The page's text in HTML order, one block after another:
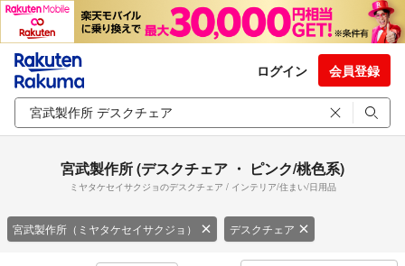
ログイン 会員登録
宮武製作所 (デスクチェア ・ ピンク/桃色系)
ミヤタケセイサクジョのデスクチェア / インテリア/住まい/日用品
宮武製作所（ミヤタケセイサクジョ） デスクチェア